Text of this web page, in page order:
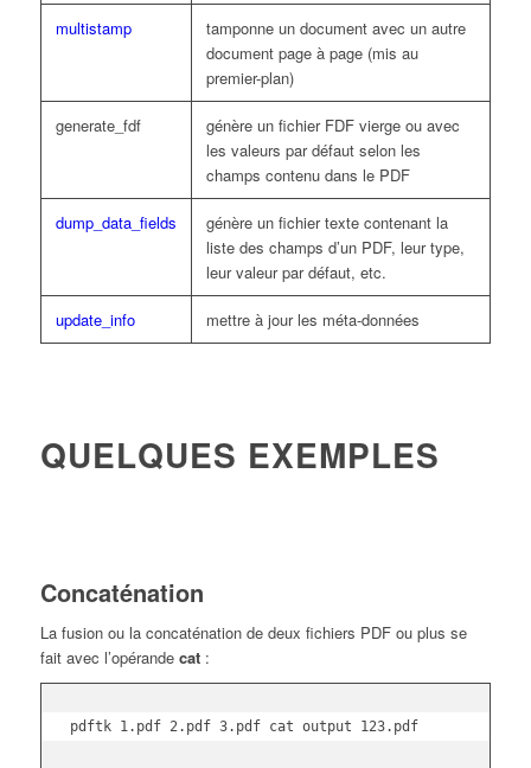
multistamp
tamponne un document avec un autre
document page à page (mis au
premier-plan)
generate_fdf
génère un fichier FDF vierge ou avec
les valeurs par défaut selon les
champs contenu dans le PDF
dump_data_fields
génère un fichier texte contenant la
liste des champs d’un PDF, leur type,
leur valeur par défaut, etc.
update_info mettre à jour les méta-données
QUELQUES EXEMPLES
Concaténation
La fusion ou la concaténation de deux fichiers PDF ou plus se
fait avec l’opérande cat:
pdftk 1.pdf 2.pdf 3.pdf cat output 123.pdf